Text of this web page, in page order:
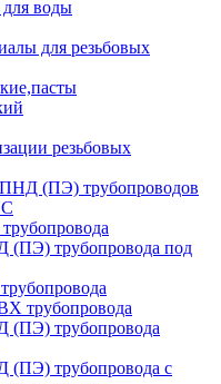
воды
для резьбовых
резьбовых
(ПЭ) трубопроводов
трубопровода под
трубопровода
(ПЭ) трубопровода
трубопровода с